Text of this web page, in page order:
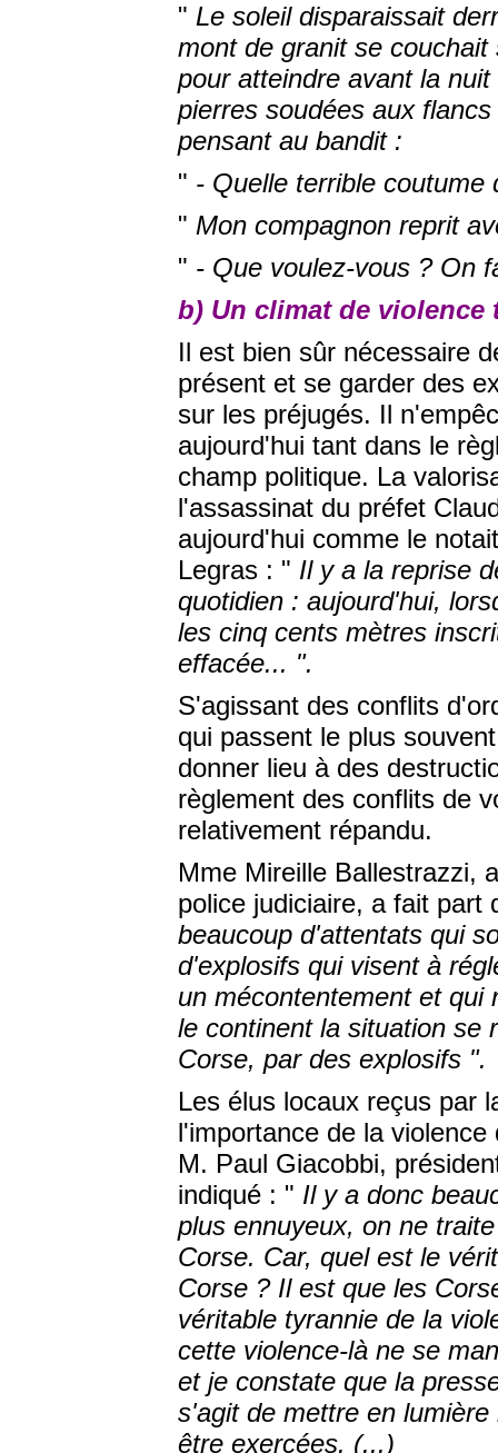
" Le soleil disparaissait
mont de granit se
pour atteindre avant la
pierres soudées aux
pensant au bandit :
" - Quelle terrible coutume
" Mon compagnon reprit
" - Que voulez-vous ? On
b) Un climat de
Il est bien sûr nécessaire
présent et se garder des
sur les préjugés. Il
aujourd'hui tant dans le
champ politique. La
l'assassinat du préfet
aujourd'hui comme le
Legras : " Il y a la reprise
quotidien : aujourd'hui,
les cinq cents mètres
effacée... ".
S'agissant des conflits
qui passent le plus
donner lieu à des
règlement des conflits de
relativement répandu.
Mme Mireille Ballestrazzi,
police judiciaire, a fait
beaucoup d'attentats qui
d'explosifs qui visent à
un mécontentement et qui
le continent la situation se
Corse, par des explosifs ".
Les élus locaux reçus par
l'importance de la
M. Paul Giacobbi,
indiqué : " Il y a donc
plus ennuyeux, on ne
Corse. Car, quel est le
Corse ? Il est que les
véritable tyrannie de la
cette violence-là ne se
et je constate que la
s'agit de mettre en
être exercées. (...)